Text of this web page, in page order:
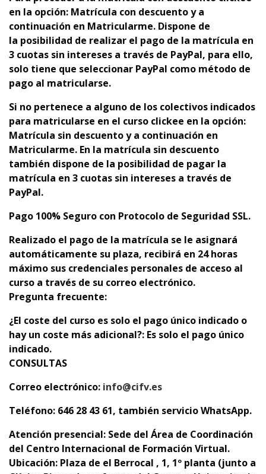
en la opción: Matrícula con descuento y a
continuación en Matricularme. Dispone de
la posibilidad de realizar el pago de la matrícula en
3 cuotas sin intereses a través de PayPal, para ello,
solo tiene que seleccionar PayPal como método de
pago al matricularse.
Si no pertenece a alguno de los colectivos indicados
para matricularse en el curso clickee en la opción:
Matrícula sin descuento y a continuación en
Matricularme. En la matrícula sin descuento
también dispone de la posibilidad de pagar la
matrícula en 3 cuotas sin intereses a través de
PayPal.
Pago 100% Seguro con Protocolo de Seguridad SSL.
Realizado el pago de la matrícula se le asignará
automáticamente su plaza, recibirá en 24 horas
máximo sus credenciales personales de acceso al
curso a través de su correo electrónico.
Pregunta frecuente:
¿El coste del curso es solo el pago único indicado o
hay un coste más adicional?: Es solo el pago único
indicado.
CONSULTAS
Correo electrónico: info@cifv.es
Teléfono: 646 28 43 61, también servicio WhatsApp.
Atención presencial: Sede del Área de Coordinación
del Centro Internacional de Formación Virtual.
Ubicación: Plaza de el Berrocal , 1, 1º planta (junto a